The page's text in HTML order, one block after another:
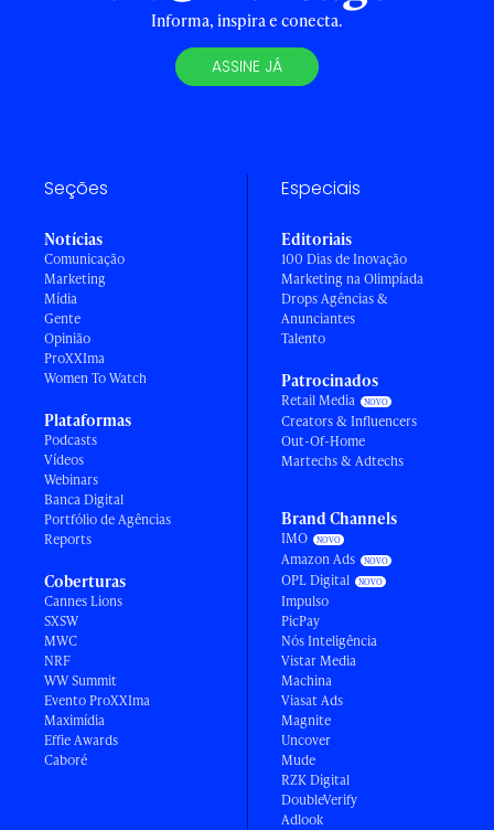
Informa, inspira e conecta.
ASSINE JÁ
Seções
Notícias
Comunicação
Marketing
Mídia
Gente
Opinião
ProXXIma
Women To Watch
Plataformas
Podcasts
Vídeos
Webinars
Banca Digital
Portfólio de Agências
Reports
Coberturas
Cannes Lions
SXSW
MWC
NRF
WW Summit
Evento ProXXIma
Maximídia
Effie Awards
Caboré
Especiais
Editoriais
100 Dias de Inovação
Marketing na Olimpíada
Drops Agências &
Anunciantes
Talento
Patrocinados
Retail Media
Creators & Influencers
Out-Of-Home
Martechs & Adtechs
Brand Channels
IMO
Amazon Ads
OPL Digital
Impulso
PicPay
Nós Inteligência
Vistar Media
Machina
Viasat Ads
Magnite
Uncover
Mude
RZK Digital
DoubleVerify
Adlook